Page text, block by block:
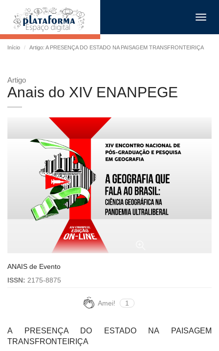
Início Artigo: A PRESENÇA DO ESTADO NA PAISAGEM TRANSFRONTEIRIÇA
Artigo
Anais do XIV ENANPEGE
ANAIS de Evento
ISSN: 2175-8875
Amei! 1
A PRESENÇA DO ESTADO NA PAISAGEM
TRANSFRONTEIRIÇA